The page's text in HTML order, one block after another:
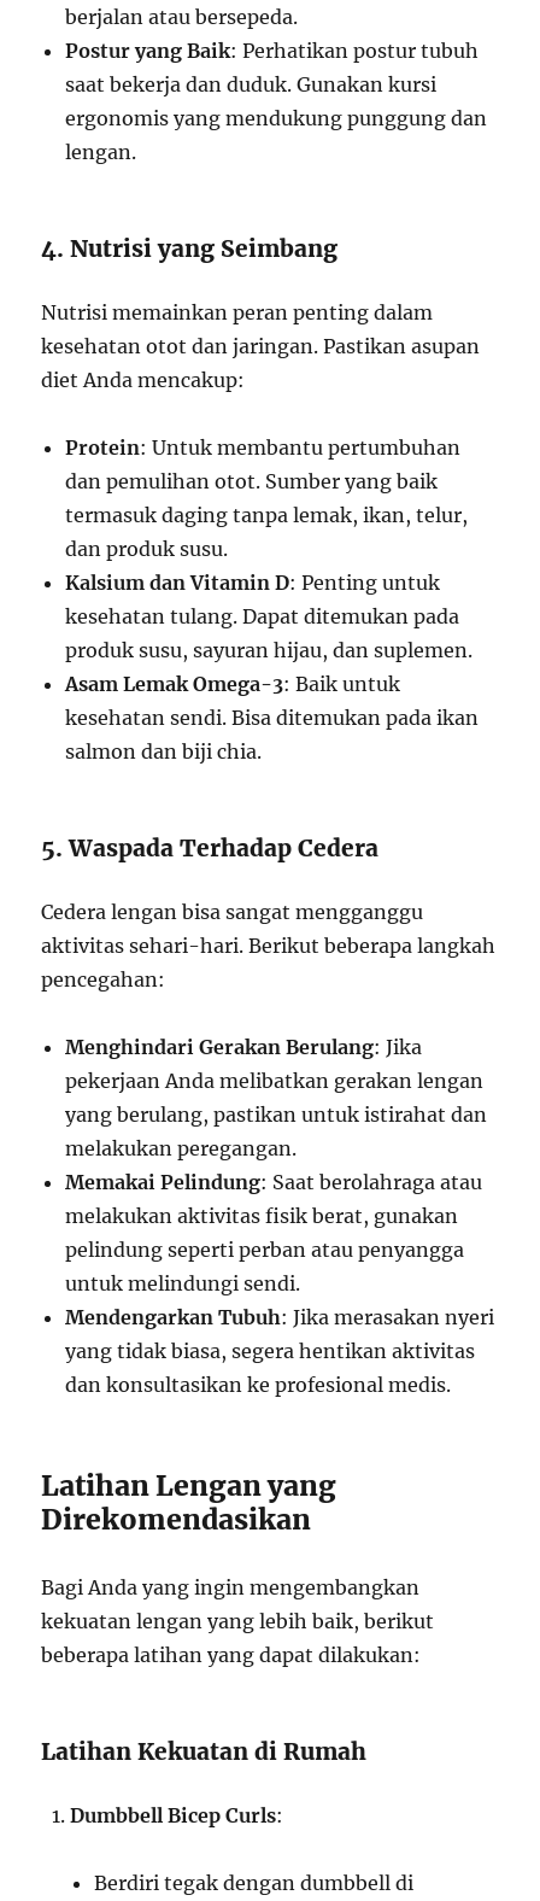
berjalan atau bersepeda.
Postur yang Baik: Perhatikan postur tubuh
saat bekerja dan duduk. Gunakan kursi
ergonomis yang mendukung punggung dan
lengan.
4. Nutrisi yang Seimbang
Nutrisi memainkan peran penting dalam
kesehatan otot dan jaringan. Pastikan asupan
diet Anda mencakup:
Protein: Untuk membantu pertumbuhan
dan pemulihan otot. Sumber yang baik
termasuk daging tanpa lemak, ikan, telur,
dan produk susu.
Kalsium dan Vitamin D: Penting untuk
kesehatan tulang. Dapat ditemukan pada
produk susu, sayuran hijau, dan suplemen.
Asam Lemak Omega-3: Baik untuk
kesehatan sendi. Bisa ditemukan pada ikan
salmon dan biji chia.
5. Waspada Terhadap Cedera
Cedera lengan bisa sangat mengganggu
aktivitas sehari-hari. Berikut beberapa langkah
pencegahan:
Menghindari Gerakan Berulang: Jika
pekerjaan Anda melibatkan gerakan lengan
yang berulang, pastikan untuk istirahat dan
melakukan peregangan.
Memakai Pelindung: Saat berolahraga atau
melakukan aktivitas fisik berat, gunakan
pelindung seperti perban atau penyangga
untuk melindungi sendi.
Mendengarkan Tubuh: Jika merasakan nyeri
yang tidak biasa, segera hentikan aktivitas
dan konsultasikan ke profesional medis.
Latihan Lengan yang
Direkomendasikan
Bagi Anda yang ingin mengembangkan
kekuatan lengan yang lebih baik, berikut
beberapa latihan yang dapat dilakukan:
Latihan Kekuatan di Rumah
Dumbbell Bicep Curls:
Berdiri tegak dengan dumbbell di